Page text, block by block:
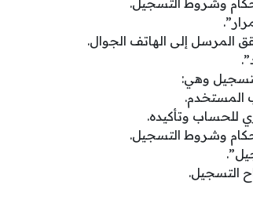
المرسل إلى الهاتف الجوال.
وهي:
للحساب وتأكيده.
وشروط التسجيل.
التسجيل.